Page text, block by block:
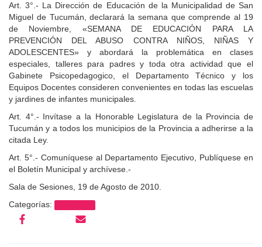
Art. 3°.- La Dirección de Educación de la Municipalidad de San
Miguel de Tucumán, declarará la semana que comprende al 19
de Noviembre, «SEMANA DE EDUCACIÓN PARA LA
PREVENCIÓN DEL ABUSO CONTRA NIÑOS, NIÑAS Y
ADOLESCENTES» y abordará la problemática en clases
especiales, talleres para padres y toda otra actividad que el
Gabinete Psicopedagogico, el Departamento Técnico y los
Equipos Docentes consideren convenientes en todas las escuelas
y jardines de infantes municipales.
Art. 4°.- Invítase a la Honorable Legislatura de la Provincia de
Tucumán y a todos los municipios de la Provincia a adherirse a la
citada Ley.
Art. 5°.- Comuníquese al Departamento Ejecutivo, Publíquese en
el Boletín Municipal y archívese.-
Sala de Sesiones, 19 de Agosto de 2010.
Categorías: